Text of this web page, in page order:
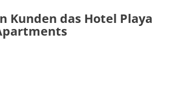
Kunden das Hotel Playa